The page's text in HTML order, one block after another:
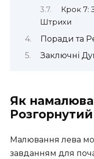
Крок 7:
Штрихи
Поради та
Заключні
Як
Малювання лева
завданням для